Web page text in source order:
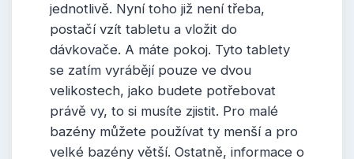
jednotlivě. Nyní toho již není třeba,
postačí vzít tabletu a vložit do
dávkovače. A máte pokoj. Tyto tablety
se zatím vyrábějí pouze ve dvou
velikostech, jako budete potřebovat
právě vy, to si musíte zjistit. Pro malé
bazény můžete používat ty menší a pro
velké bazény větší. Ostatně, informace o